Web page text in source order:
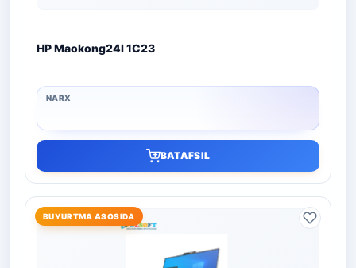
HP Maokong24I 1C23
BATAFSIL
BUYURTMA ASOSIDA